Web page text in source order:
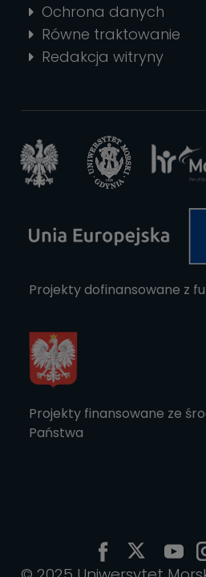
Ochrona danych
Równe traktowanie
Redakcja witryny
Projekty dofinansowane z
Projekty finansowane ze
Państwa